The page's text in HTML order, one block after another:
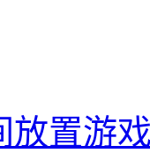
放置游